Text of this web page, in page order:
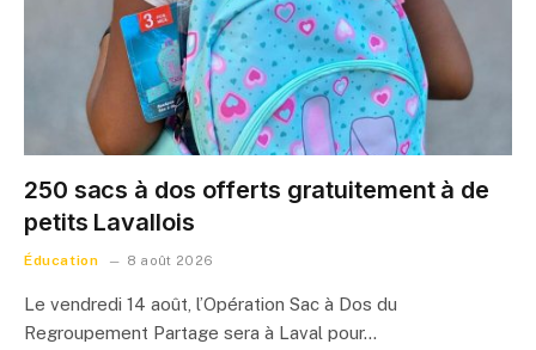
250 sacs à dos offerts gratuitement à de
petits Lavallois
Éducation 8 août 2026
Le vendredi 14 août, l’Opération Sac à Dos du
Regroupement Partage sera à Laval pour…